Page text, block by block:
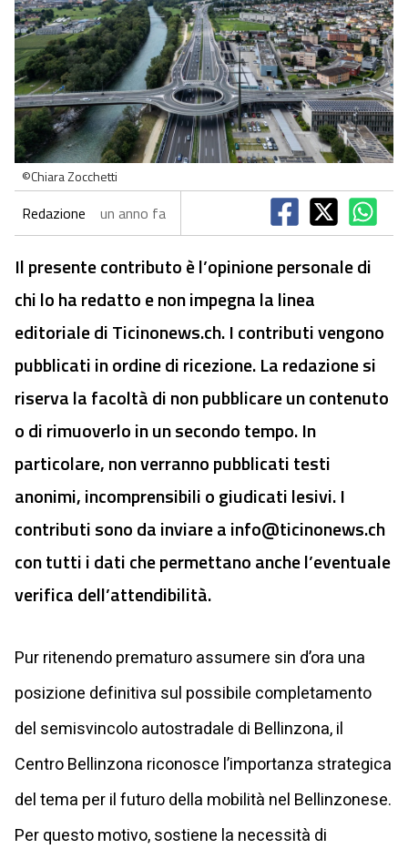
©Chiara Zocchetti
Redazione un anno fa
Il presente contributo è l’opinione personale di
chi lo ha redatto e non impegna la linea
editoriale di Ticinonews.ch. I contributi vengono
pubblicati in ordine di ricezione. La redazione si
riserva la facoltà di non pubblicare un contenuto
o di rimuoverlo in un secondo tempo. In
particolare, non verranno pubblicati testi
anonimi, incomprensibili o giudicati lesivi. I
contributi sono da inviare ainfo@ticinonews.ch
con tutti i dati che permettano anche l’eventuale
verifica dell’attendibilità.
Pur ritenendo prematuro assumere sin d’ora una
posizione definitiva sul possibile completamento
del semisvincolo autostradale di Bellinzona, il
Centro Bellinzona riconosce l’importanza strategica
del tema per il futuro della mobilità nel Bellinzonese.
Per questo motivo, sostiene la necessità di